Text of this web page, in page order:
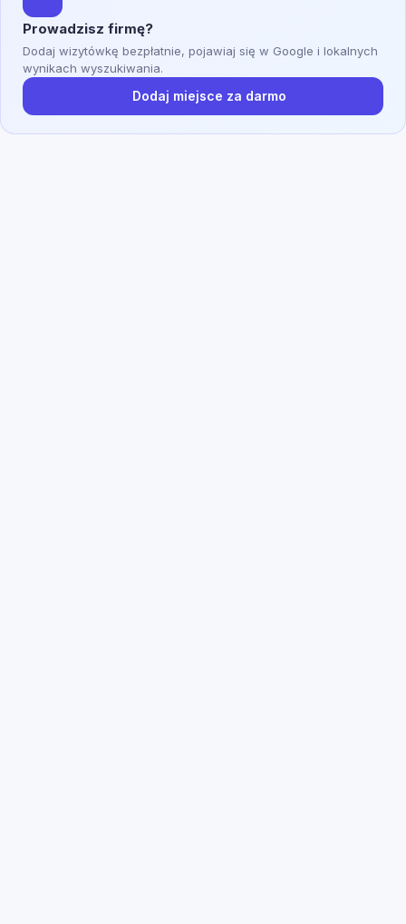
Prowadzisz firmę?
Dodaj wizytówkę bezpłatnie, pojawiaj się w Google i lokalnych
wynikach wyszukiwania.
Dodaj miejsce za darmo